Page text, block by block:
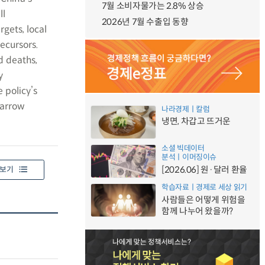
local
deaths,
기
7월 소비자물가는 2.8% 상승
2026년 7월 수출입 동향
나라경제ㅣ칼럼
냉면, 차갑고 뜨거운
소셜 빅데이터
분석ㅣ이머징이슈
[2026.06] 원·달러 환율
학습자료ㅣ경제로 세상 읽기
사람들은 어떻게 위험을
함께 나누어 왔을까?